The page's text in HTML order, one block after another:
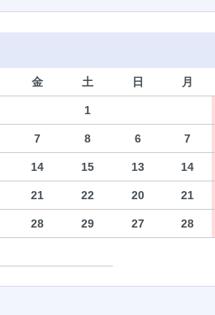
金 土
1
7 8
14 15
21 22
28 29
日 月
6 7
13 14
20 21
27 28